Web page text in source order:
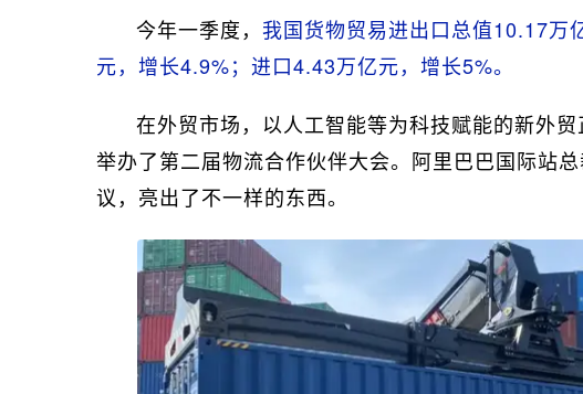
今年一季度， 我国货物贸易进出口总值10.17万
元，增长4.9%；进口4.43万亿元，增长5%。
在外贸市场，以人工智能等为科技赋能的新外
举办了第二届物流合作伙伴大会。阿里巴巴国际站
议，亮出了不一样的东西。